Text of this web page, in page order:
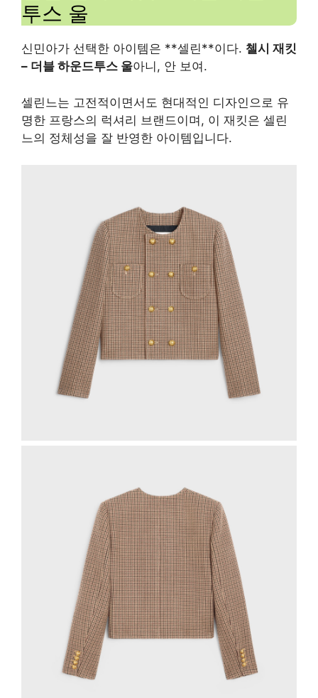
투스 울
신민아가 선택한 아이템은 **셀린**이다. 첼시 재킷
– 더블 하운드투스 울아니, 안 보여.
셀린느는 고전적이면서도 현대적인 디자인으로 유
명한 프랑스의 럭셔리 브랜드이며, 이 재킷은 셀린
느의 정체성을 잘 반영한 아이템입니다.